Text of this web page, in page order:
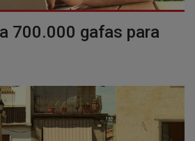
700.000 gafas para